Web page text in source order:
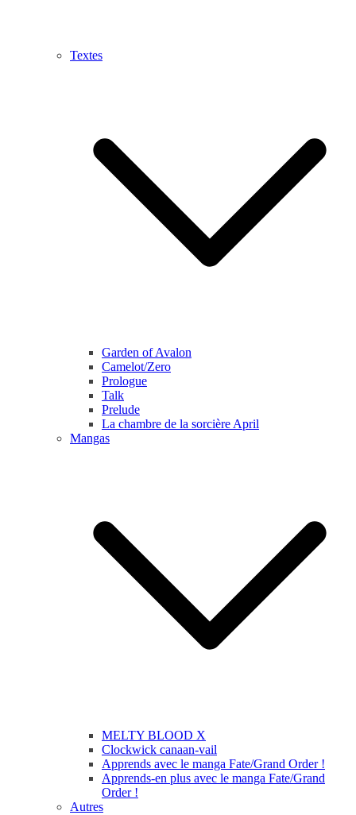
Textes
Garden of Avalon
Camelot/Zero
Prologue
Talk
Prelude
La chambre de la sorcière April
Mangas
MELTY BLOOD X
Clockwick canaan-vail
Apprends avec le manga Fate/Grand Order !
Apprends-en plus avec le manga Fate/Grand
Order !
Autres